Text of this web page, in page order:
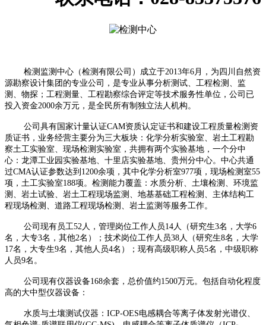
检测监测中心（检测有限公司）成立于2013年6月，为四川自然资
源勘察设计集团的专业公司，是专业从事分析测试、工程检测、监
测、物探；工程测量、工程勘察综合评定等技术服务性单位，公司已
投入资金2000余万元，是全民所有制独立法人机构。
公司具有国家计量认证CAM资质认定证书和建设工程质量检测资
质证书，业务经营主要分为三大板块：化学分析实验室、岩土工程勘
察土工实验室、现场检测实验室，共拥有两个实验基地，一个分中
心：龙潭工业园实验基地、十里店实验基地、贵州分中心。中心共通
过CMA认证参数达到 1200余项，其中化学分析室977项，现场检测室55
项，土工实验室188项。检测能力覆盖：水质分析、土壤检测、环境监
测、岩土试验、岩土工程现场监测、地基基础工程检测、主体结构工
程现场检测、道路工程现场检测、岩土监测等服务工作。
公司现有员工52人，管理岗位工作人员14人（研究生3名，大学6
名，大专3名，其他2名）；技术岗位工作人员38人（研究生8名，大学
17名，大专生9名，其他人员4名）；现有高级职称人员5名，中级职称
人员9名。
公司现有仪器设备168余套，总价值约1500万元。包括自动化程度
高的大中型仪器设备：
水质与土壤测试仪器： ICP-OES电感耦合等离子体发射光谱仪、